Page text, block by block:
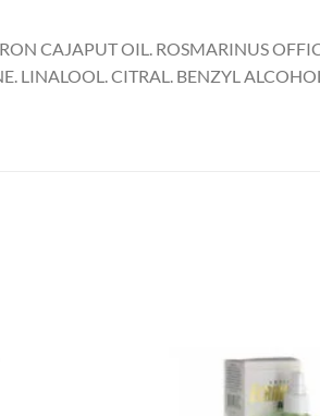
CAJAPUT OIL. ROSMARINUS
LINALOOL. CITRAL. BENZYL